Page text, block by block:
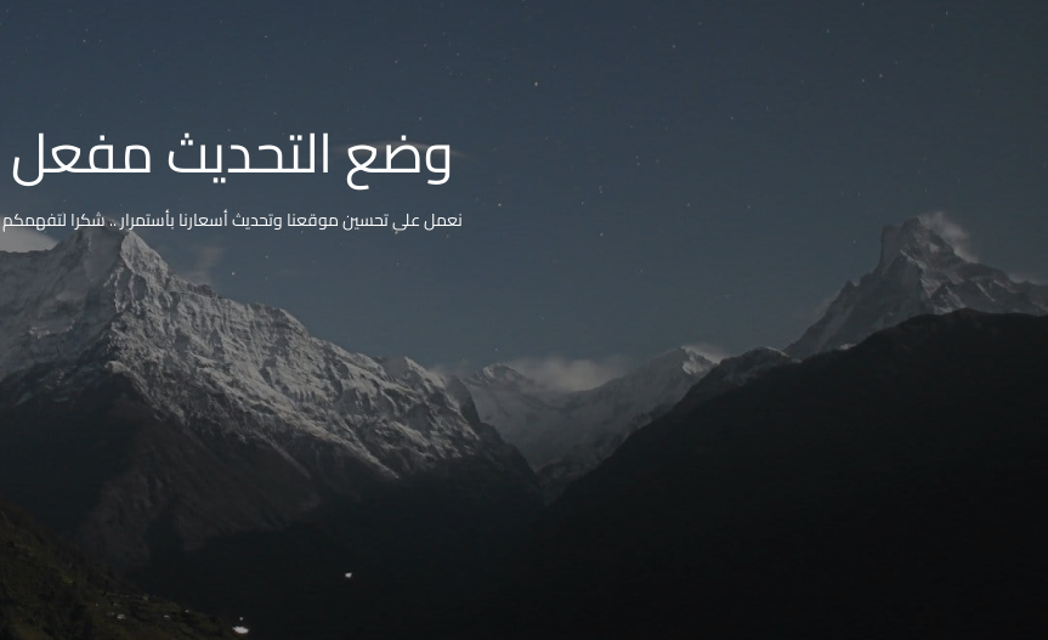
وضع التحديث مفعل
نعمل على تحسين موقعنا وتحديث أسعارنا بأستمرار .. شكرا لتفهمكم